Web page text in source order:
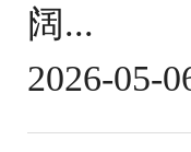
阔...
2026-05-